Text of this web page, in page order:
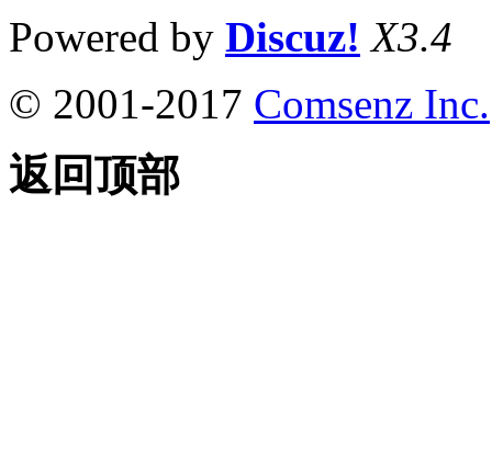
Powered by Discuz! X3.4
© 2001-2017 Comsenz Inc.
返回顶部